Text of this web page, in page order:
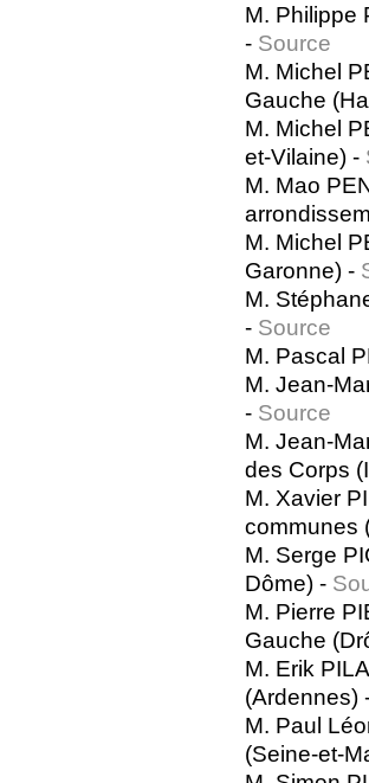
M. Philippe
- Source
M. Michel
Gauche
M. Michel
et-Vilaine) -
M. Mao
M. Michel
Garonne) -
M.
- Source
M. Pascal
M. Jean-
- Source
M. Jean-
des Corps
M. Xavier
communes
M. Serge
Dôme) -
M. Pierre
Gauche
M. Erik
(Ardennes)
M. Paul
(Seine-et-